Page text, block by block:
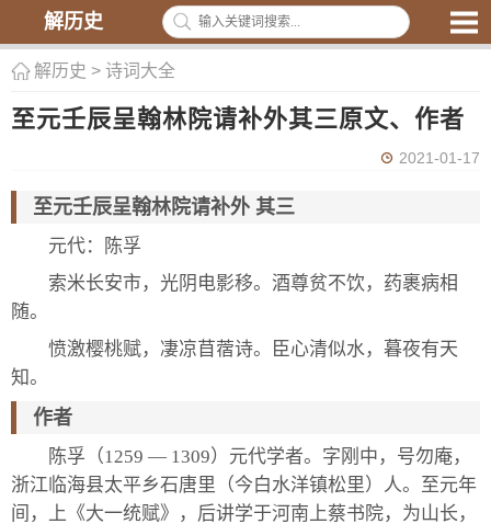
解历史
解历史 > 诗词大全
至元壬辰呈翰林院请补外其三原文、作者
2021-01-17
至元壬辰呈翰林院请补外 其三
元代：陈孚
索米长安市，光阴电影移。酒尊贫不饮，药裹病相
随。
愤激樱桃赋，凄凉苜蓿诗。臣心清似水，暮夜有天
知。
作者
陈孚（1259 — 1309）元代学者。字刚中，号勿庵，
浙江临海县太平乡石唐里（今白水洋镇松里）人。至元年
间，上《大一统赋》，后讲学于河南上蔡书院，为山长，